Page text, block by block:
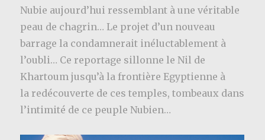
Nubie aujourd’hui ressemblant à une véritable
peau de chagrin… Le projet d’un nouveau
barrage la condamnerait inéluctablement à
l’oubli… Ce reportage sillonne le Nil de
Khartoum jusqu’à la frontière Egyptienne à
la redécouverte de ces temples, tombeaux dans
l’intimité de ce peuple Nubien…